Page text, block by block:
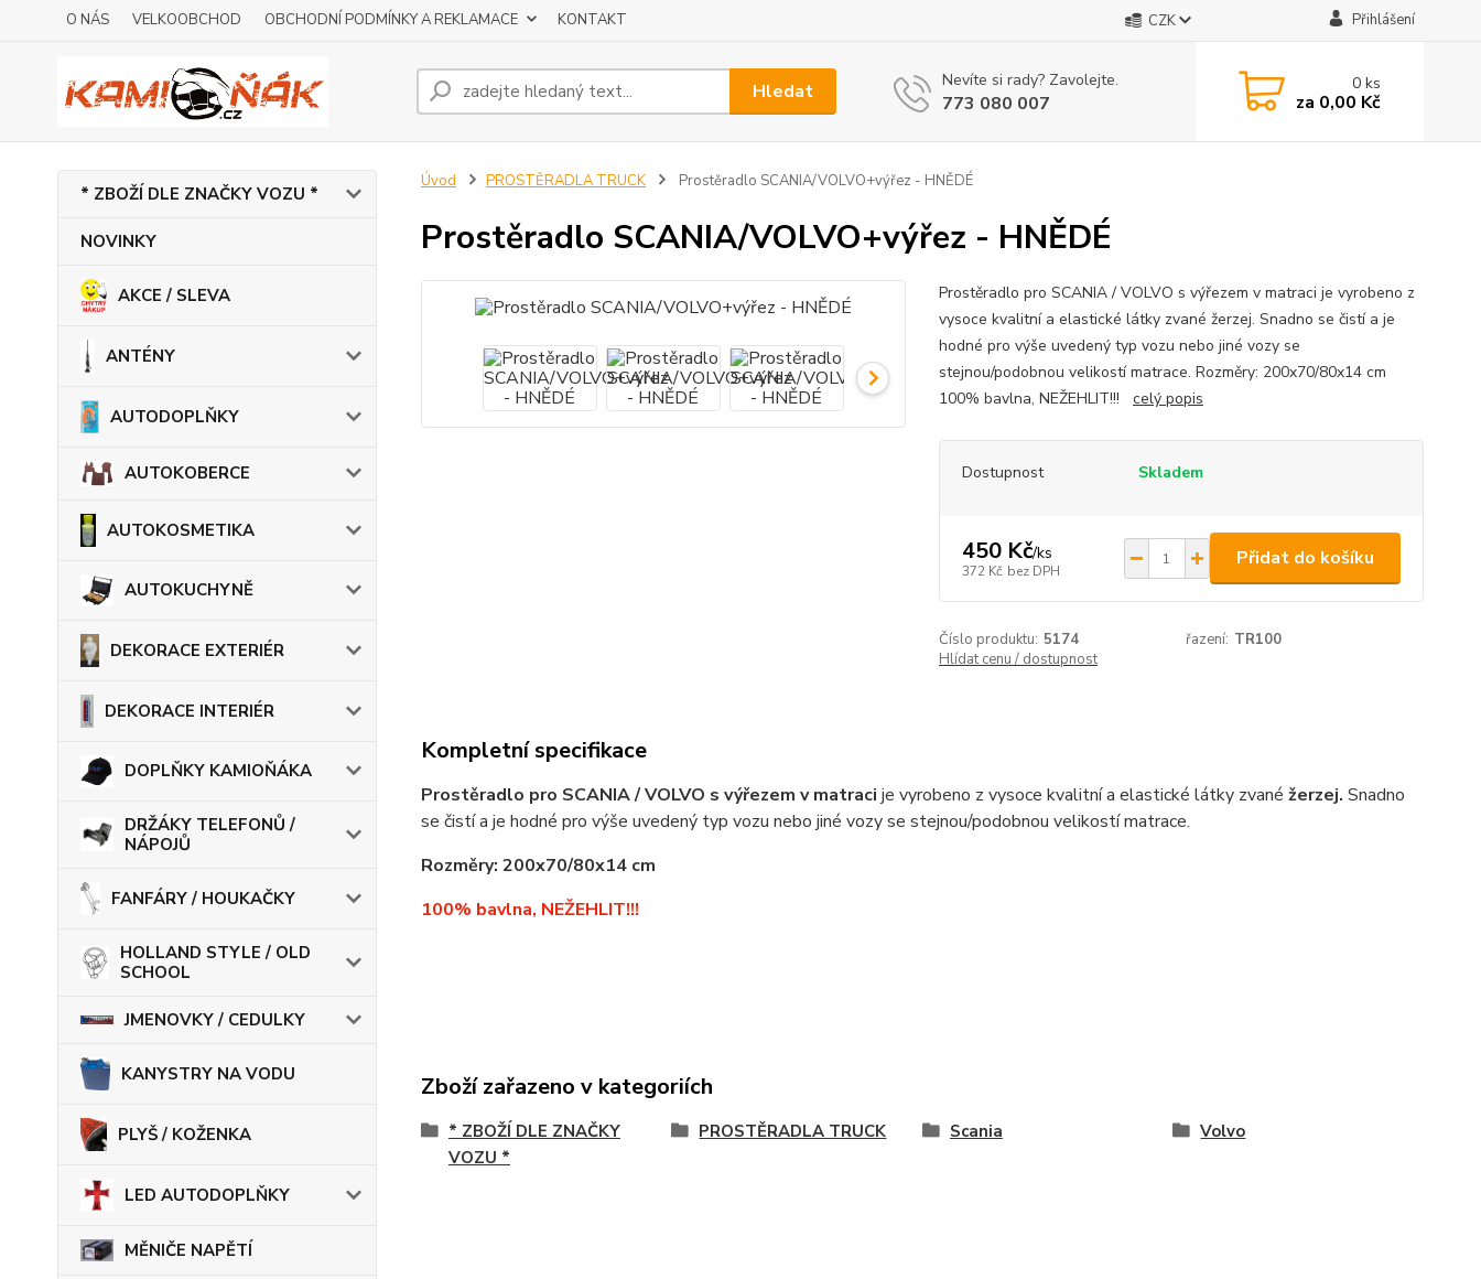
O NÁS VELKOOBCHOD OBCHODNÍ PODMÍNKY A REKLAMACE KONTAKT CZK Přihlášení
Hledat Nevíte si rady? Zavolejte.
773 080 007
0ks
za 0,00 Kč
* ZBOŽÍ DLE ZNAČKY VOZU *
NOVINKY
AKCE / SLEVA
ANTÉNY
AUTODOPLŇKY
AUTOKOBERCE
AUTOKOSMETIKA
AUTOKUCHYNĚ
DEKORACE EXTERIÉR
DEKORACE INTERIÉR
DOPLŇKY KAMIOŇÁKA
DRŽÁKY TELEFONŮ /
NÁPOJŮ
FANFÁRY / HOUKAČKY
HOLLAND STYLE / OLD
SCHOOL
JMENOVKY / CEDULKY
KANYSTRY NA VODU
PLYŠ / KOŽENKA
LED AUTODOPLŇKY
MĚNIČE NAPĚTÍ
Úvod PROSTĚRADLA TRUCK Prostěradlo SCANIA/VOLVO+výřez - HNĚDÉ
Prostěradlo SCANIA/VOLVO+výřez - HNĚDÉ
Prostěradlo pro SCANIA / VOLVO s výřezem v matraci je vyrobeno z
vysoce kvalitní a elastické látky zvané žerzej. Snadno se čistí a je
hodné pro výše uvedený typ vozu nebo jiné vozy se
stejnou/podobnou velikostí matrace. Rozměry: 200x70/80x14 cm
100% bavlna, NEŽEHLIT!!! celý popis
Dostupnost Skladem
450 Kč/ks
372 Kč bez DPH
Přidat do košíku
Číslo produktu: 5174 řazení: TR100
Hlídat cenu / dostupnost
Kompletní specifikace
Prostěradlo pro SCANIA / VOLVO s výřezem v matraci je vyrobeno z vysoce kvalitní a elastické látky zvané žerzej. Snadno
se čistí a je hodné pro výše uvedený typ vozu nebo jiné vozy se stejnou/podobnou velikostí matrace.
Rozměry: 200x70/80x14 cm
100% bavlna, NEŽEHLIT!!!
Zboží zařazeno v kategoriích
* ZBOŽÍ DLE ZNAČKY
VOZU *
PROSTĚRADLA TRUCK Scania Volvo